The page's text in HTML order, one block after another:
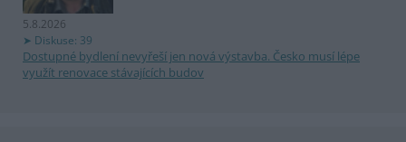
5.8.2026
Diskuse: 39
Dostupné bydlení nevyřeší jen nová výstavba. Česko musí lépe
využít renovace stávajících budov